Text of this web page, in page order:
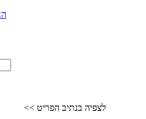
לצפיה בנתיב הפריט >>